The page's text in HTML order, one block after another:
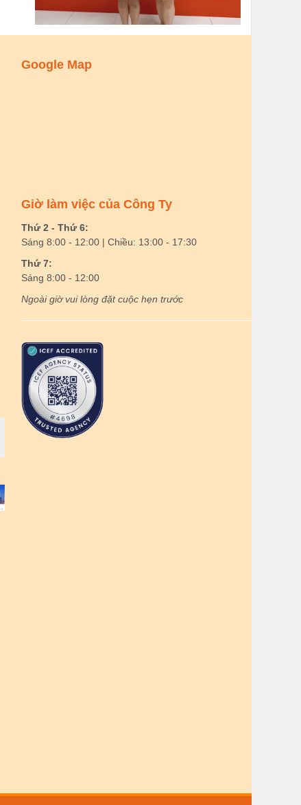
Google Map
Giờ làm việc của Công Ty
Thứ 2 - Thứ 6:
Sáng 8:00 - 12:00 | Chiều: 13:00 - 17:30
Thứ 7:
Sáng 8:00 - 12:00
Ngoài giờ vui lòng đặt cuộc hẹn trước